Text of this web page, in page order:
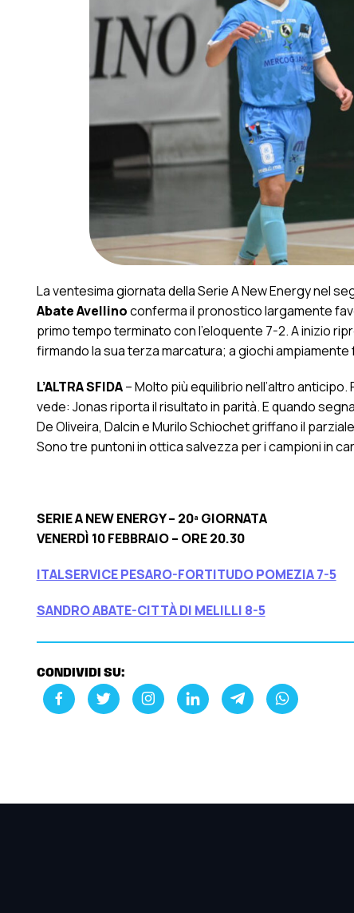
La ventesima giornata della Serie A New Energy nel
Abate Avellinoconferma il pronostico largamente
primo tempo terminato con l’eloquente 7-2. A inizio
firmando la sua terza marcatura; a giochi
L’ALTRA SFIDA– Molto più equilibrio nell’altro anticipo.
vede: Jonas riporta il risultato in parità. E quando
De Oliveira, Dalcin e Murilo Schiochet griffano il
Sono tre puntoni in ottica salvezza per i campioni in
SERIE A NEW ENERGY – 20ª GIORNATA
VENERDÌ 10 FEBBRAIO – ORE 20.30
ITALSERVICE PESARO-FORTITUDO POMEZIA 7-5
SANDRO ABATE-CITTÀ DI MELILLI 8-5
CONDIVIDI SU: